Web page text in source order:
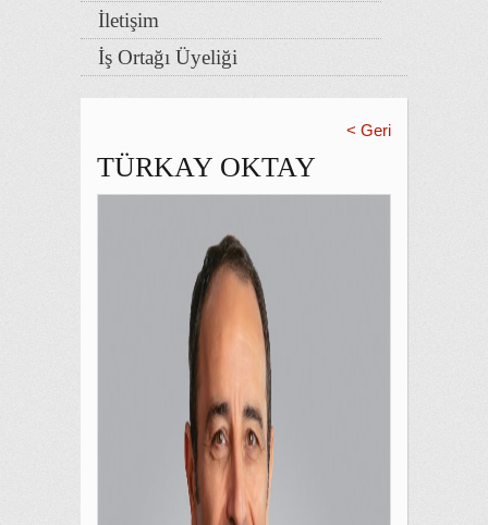
İletişim
İş Ortağı Üyeliği
< Geri
TÜRKAY OKTAY